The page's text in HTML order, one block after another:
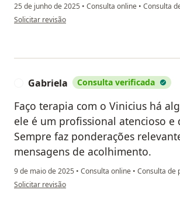
25 de junho de 2025 • Consulta online • Consulta
na opinião do utilizador Douglas
Solicitar revisão
Gabriela Consulta verificada
Faço terapia com o Vinicius há
ele é um profissional atencioso e
Sempre faz ponderações
mensagens de acolhimento.
9 de maio de 2025 • Consulta online • Consulta de
na opinião do utilizador Gabriela
Solicitar revisão